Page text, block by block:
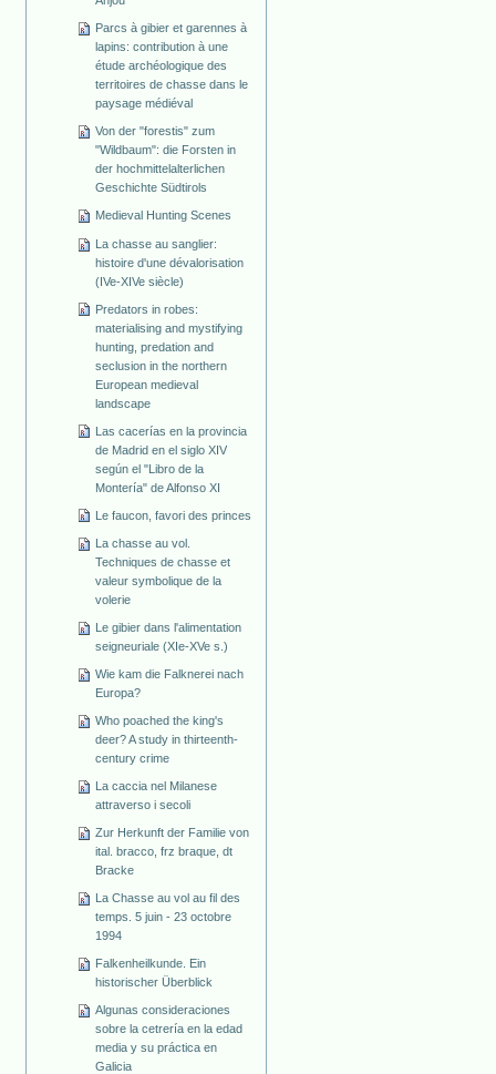
Parcs à gibier et garennes à
lapins: contribution à une
étude archéologique des
territoires de chasse dans le
paysage médiéval
Von der "forestis" zum
"Wildbaum": die Forsten in
der hochmittelalterlichen
Geschichte Südtirols
Medieval Hunting Scenes
La chasse au sanglier:
histoire d'une dévalorisation
(IVe-XIVe siècle)
Predators in robes:
materialising and mystifying
hunting, predation and
seclusion in the northern
European medieval
landscape
Las cacerías en la provincia
de Madrid en el siglo XIV
según el "Libro de la
Montería" de Alfonso XI
Le faucon, favori des princes
La chasse au vol.
Techniques de chasse et
valeur symbolique de la
volerie
Le gibier dans l'alimentation
seigneuriale (XIe-XVe s.)
Wie kam die Falknerei nach
Europa?
Who poached the king's
deer? A study in thirteenth-
century crime
La caccia nel Milanese
attraverso i secoli
Zur Herkunft der Familie von
ital. bracco, frz braque, dt
Bracke
La Chasse au vol au fil des
temps. 5 juin - 23 octobre
1994
Falkenheilkunde. Ein
historischer Überblick
Algunas consideraciones
sobre la cetrería en la edad
media y su práctica en
Galicia